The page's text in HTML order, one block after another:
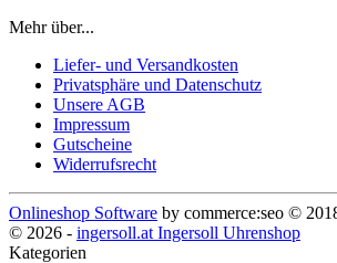
Mehr über...
Liefer- und Versandkosten
Privatsphäre und Datenschutz
Unsere AGB
Impressum
Gutscheine
Widerrufsrecht
Onlineshop Software by commerce:seo ©
© 2026 - ingersoll.at Ingersoll Uhrenshop
Kategorien